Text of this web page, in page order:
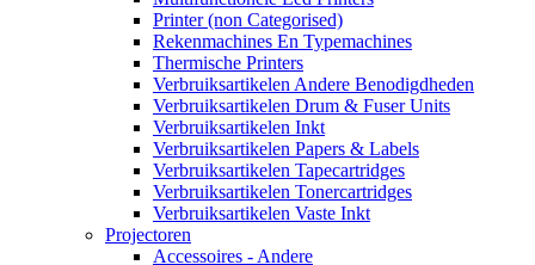
Printer (non Categorised)
Rekenmachines En Typemachines
Thermische Printers
Verbruiksartikelen Andere Benodigdheden
Verbruiksartikelen Drum & Fuser Units
Verbruiksartikelen Inkt
Verbruiksartikelen Papers & Labels
Verbruiksartikelen Tapecartridges
Verbruiksartikelen Tonercartridges
Verbruiksartikelen Vaste Inkt
Projectoren
Accessoires - Andere